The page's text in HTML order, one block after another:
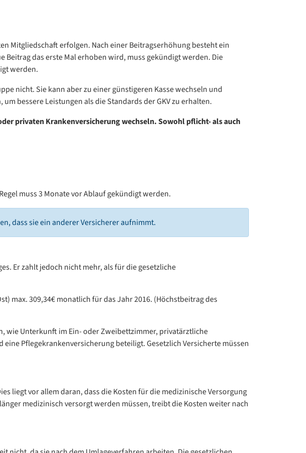
Mitgliedschaft erfolgen. Nach einer Beitragserhöhung besteht ein
das erste Mal erhoben wird, muss gekündigt werden. Die
werden.
nicht. Sie kann aber zu einer günstigeren Kasse wechseln und
bessere Leistungen als die Standards der GKV zu erhalten.
privaten Krankenversicherung wechseln. Sowohl pflicht- als auch
muss 3 Monate vor Ablauf gekündigt werden.
dass sie ein anderer Versicherer aufnimmt.
Er zahlt jedoch nicht mehr, als für die gesetzliche
max. 309,34€ monatlich für das Jahr 2016. (Höchstbeitrag des
wie Unterkunft im Ein- oder Zweibettzimmer, privatärztliche
Pflegekrankenversicherung beteiligt. Gesetzlich Versicherte müssen
liegt vor allem daran, dass die Kosten für die medizinische Versorgung
medizinisch versorgt werden müssen, treibt die Kosten weiter nach